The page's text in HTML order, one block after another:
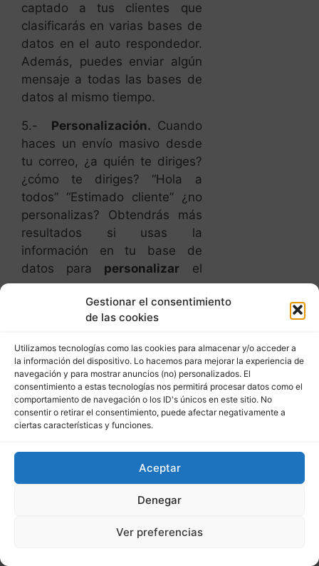
Gestionar el consentimiento
de las cookies
Utilizamos tecnologías como las cookies para almacenar y/o acceder a
la información del dispositivo. Lo hacemos para mejorar la experiencia de
navegación y para mostrar anuncios (no) personalizados. El
consentimiento a estas tecnologías nos permitirá procesar datos como el
comportamiento de navegación o los ID's únicos en este sitio. No
consentir o retirar el consentimiento, puede afectar negativamente a
ciertas características y funciones.
Aceptar
Denegar
Ver preferencias
captado a tus clientes que
clasificarás en varias bases de
datos en el auto respondedor.
Además, puedes enviar algún
mensaje a todas las bases de
datos al mismo tiempo.
5.- Personalización. Cuando
haces un envío masivo desde
tu correo, ¿a quién te diriges?
¿cómo te diriges? “Hola a
todos” “Estimado cliente” ¿no
personalizas? Obtendrás más
resultados si usas la
información en tu base de
datos para personalizar el
correo.
Utiliza el nombre, apellido,
que tengas en el asunto o
contenido del correo.
Aumentarás tu tasa de
apertura logrando que más
personas puedan recibir tu
¿Qué? ¿Te embarcas en el
email marketing inmobiliarioo
prefieres no seguir vendiendo